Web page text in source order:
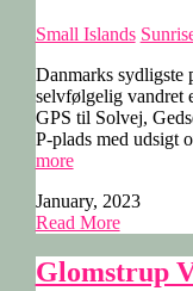
Small Islands
Danmarks sydligste
selvfølgelig vandret
GPS til Solvej,
P-plads med udsigt
more“Gedser
Falster.
14
January, 2023
Read More
Glomstrup